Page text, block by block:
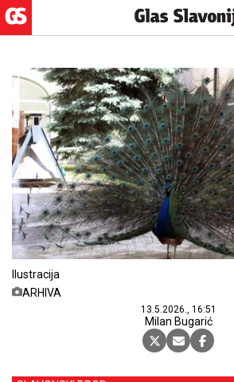
Ilustracija
ARHIVA
13.5.2026., 16:51
Milan Bugarić